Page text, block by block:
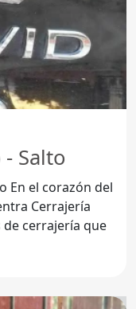
Salto
Cerrajería
cerrajería que